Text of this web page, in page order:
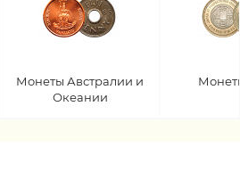
Монеты Австралии и
Океании